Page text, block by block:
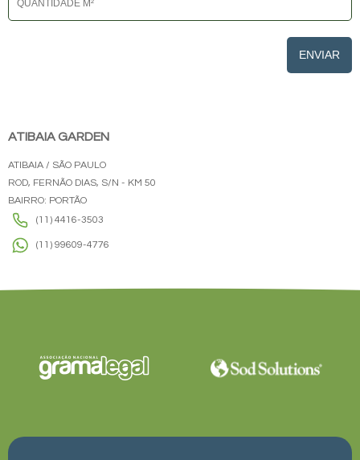
ENVIAR
ATIBAIA GARDEN
ATIBAIA / SÃO PAULO
ROD, FERNÃO DIAS, S/N - KM 50
BAIRRO: PORTÃO
(11) 4416-3503
(11) 99609-4776